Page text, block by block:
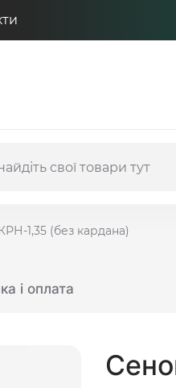
1,35 (без кардана)
і оплата